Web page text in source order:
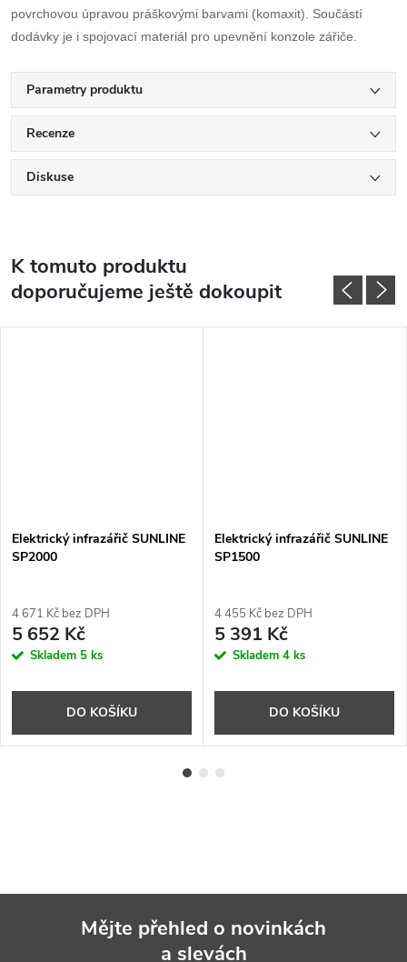
povrchovou úpravou práškovými barvami (komaxit). Součástí
dodávky je i spojovací materiál pro upevnění konzole zářiče.
Parametry produktu
Recenze
Diskuse
K tomuto produktu
doporučujeme ještě dokoupit
Elektrický infrazářič SUNLINE
SP2000
4 671 Kč bez DPH
5 652 Kč
Skladem 5 ks
DO KOŠÍKU
Elektrický infrazářič SUNLINE
SP1500
4 455 Kč bez DPH
5 391 Kč
Skladem 4 ks
DO KOŠÍKU
Mějte přehled o novinkách
a slevách